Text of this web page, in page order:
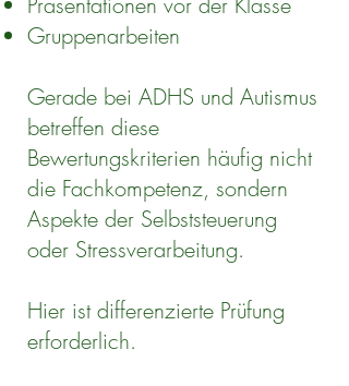
Gruppenarbeiten
Gerade bei ADHS und Autismus
betreffen diese
Bewertungskriterien häufig nicht
die Fachkompetenz, sondern
Aspekte der Selbststeuerung
oder Stressverarbeitung.
Hier ist differenzierte Prüfung
erforderlich.